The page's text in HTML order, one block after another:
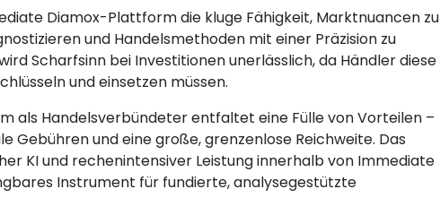
Diamox-Plattform die kluge Fähigkeit, Marktnuancen zu
und Handelsmethoden mit einer Präzision zu
Scharfsinn bei Investitionen unerlässlich, da Händler diese
und einsetzen müssen.
als Handelsverbündeter entfaltet eine Fülle von Vorteilen –
Gebühren und eine große, grenzenlose Reichweite. Das
KI und rechenintensiver Leistung innerhalb von Immediate
Instrument für fundierte, analysegestützte